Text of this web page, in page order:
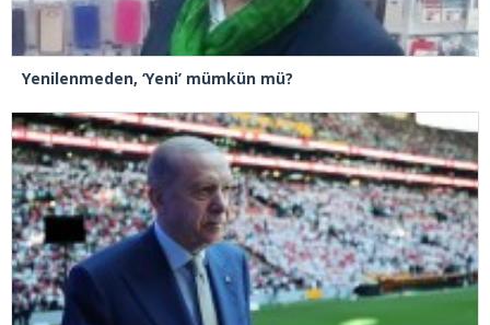
Yenilenmeden, ‘Yeni’ mümkün mü?